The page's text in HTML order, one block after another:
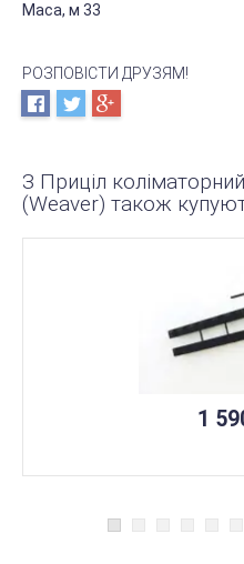
Маса, м 33
РОЗПОВІСТИ ДРУЗЯМ!
З Приціл
(Weaver) також
1